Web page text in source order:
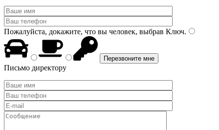
Пожалуйста, докажите, что вы человек, выбрав Ключ.
Письмо директору